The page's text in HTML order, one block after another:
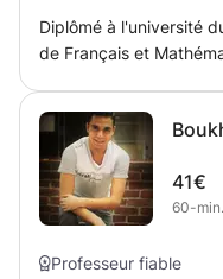
Diplômé à l'université
de Français et
matière et y apporter
41€
60-min.
Professeur fiable